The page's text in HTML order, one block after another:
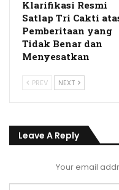
Klarifikasi Resmi
Satlap Tri Cakti
Pemberitaan yang
Tidak Benar dan
Menyesatkan
PREV NEXT
Leave A Reply
Your email